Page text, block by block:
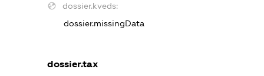
dossier.kveds:
dossier.missingData
dossier.tax